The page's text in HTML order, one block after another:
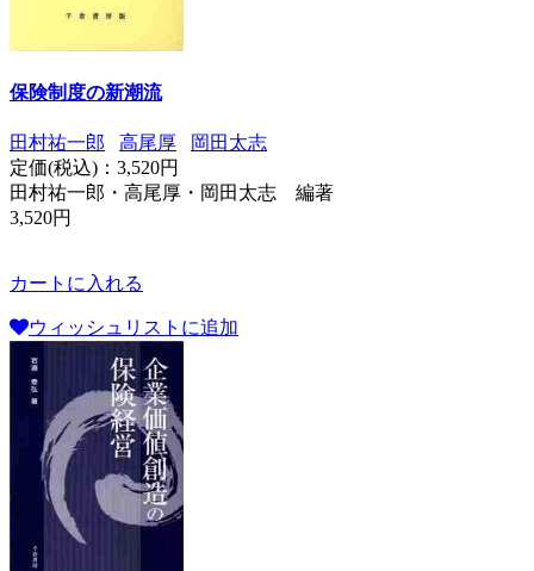
保険制度の新潮流
田村祐一郎 高尾厚
岡田太志
定価(税込)： 3,520円
田村祐一郎・高尾厚・岡田太志 編著
3,520円
カートに入れる
ウィッシュリストに追加